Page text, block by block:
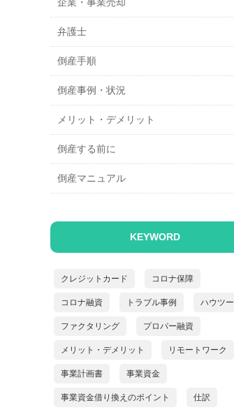
弁護士
倒産手順
倒産事例・状況
メリット・デメリット
倒産する前に
倒産マニュアル
KEYWORD
クレジットカード コロナ保障
コロナ融資 トラブル事例 ハウツー
ファクタリング プロパー融資
メリット・デメリット リモートワーク
事業計画書 事業資金
事業資金借り換えのポイント 仕訳